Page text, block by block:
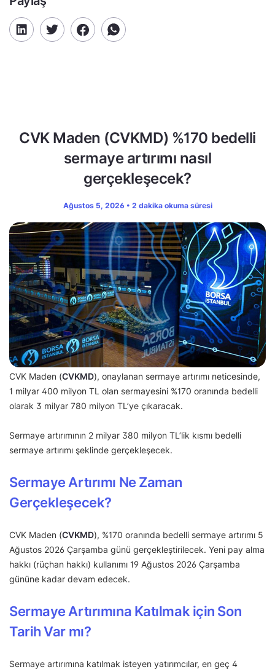
CVK Maden (CVKMD) %170 bedelli
sermaye artırımı nasıl
gerçekleşecek?
Ağustos 5, 2026 • 2 dakika okuma süresi
CVK Maden (CVKMD), onaylanan sermaye artırımı neticesinde,
1 milyar 400 milyon TL olan sermayesini %170 oranında bedelli
olarak 3 milyar 780 milyon TL’ye çıkaracak.
Sermaye artırımının 2 milyar 380 milyon TL’lik kısmı bedelli
sermaye artırımı şeklinde gerçekleşecek.
Sermaye Artırımı Ne Zaman
Gerçekleşecek?
CVK Maden (CVKMD), %170 oranında bedelli sermaye artırımı 5
Ağustos 2026 Çarşamba günü gerçekleştirilecek. Yeni pay alma
hakkı (rüçhan hakkı) kullanımı 19 Ağustos 2026 Çarşamba
gününe kadar devam edecek.
Sermaye Artırımına Katılmak için Son
Tarih Var mı?
Sermaye artırımına katılmak isteyen yatırımcılar, en geç 4